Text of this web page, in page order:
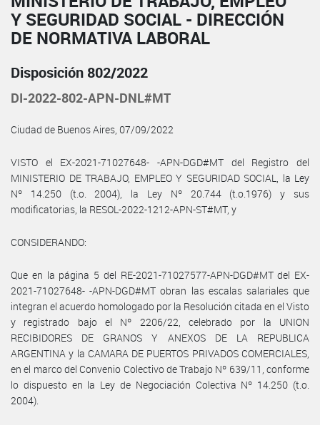
Y SEGURIDAD SOCIAL - DIRECCIÓN
DE NORMATIVA LABORAL
Disposición 802/2022
DI-2022-802-APN-DNL#MT
Ciudad de Buenos Aires, 07/09/2022
VISTO el EX-2021-71027648- -APN-DGD#MT del Registro del
MINISTERIO DE TRABAJO, EMPLEO Y SEGURIDAD SOCIAL, la Ley
Nº 14.250 (t.o. 2004), la Ley Nº 20.744 (t.o.1976) y sus
modificatorias, la RESOL-2022-1212-APN-ST#MT, y
CONSIDERANDO:
Que en la página 5 del RE-2021-71027577-APN-DGD#MT del EX-
2021-71027648- -APN-DGD#MT obran las escalas salariales que
integran el acuerdo homologado por la Resolución citada en el Visto
y registrado bajo el Nº 2206/22, celebrado por la UNION
RECIBIDORES DE GRANOS Y ANEXOS DE LA REPUBLICA
ARGENTINA y la CAMARA DE PUERTOS PRIVADOS COMERCIALES,
en el marco del Convenio Colectivo de Trabajo Nº 639/11, conforme
lo dispuesto en la Ley de Negociación Colectiva Nº 14.250 (t.o.
2004).